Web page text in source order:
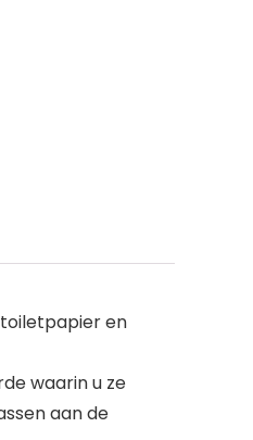
toiletpapier en
waarin u ze
aan de